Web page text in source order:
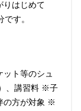
りはじめて
す。
ト等のシュ
、講習料 ※子
の方が対象 ※